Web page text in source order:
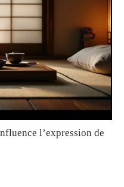
l’expression de